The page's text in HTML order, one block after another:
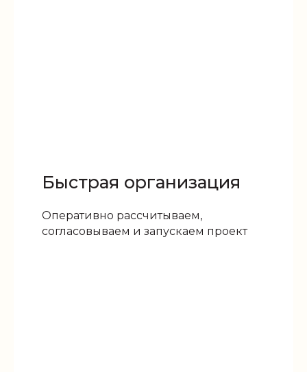
Быстрая организация
Оперативно рассчитываем,
согласовываем и запускаем проект